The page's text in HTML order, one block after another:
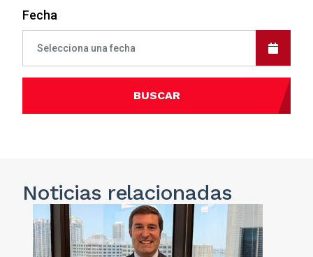
Fecha
BUSCAR
Noticiasrelacionadas